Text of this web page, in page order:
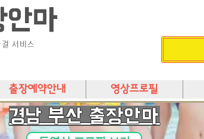
안마
서비스
출장예약안내 영상프로필
​경남 부산 출장안마